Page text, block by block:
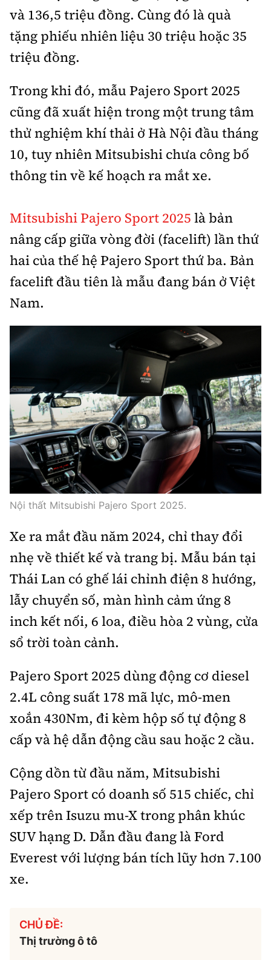
và 136,5 triệu đồng. Cùng đó là quà
tặng phiếu nhiên liệu 30 triệu hoặc 35
triệu đồng.
Trong khi đó, mẫu Pajero Sport 2025
cũng đã xuất hiện trong một trung tâm
thử nghiệm khí thải ở Hà Nội đầu tháng
10, tuy nhiên Mitsubishi chưa công bố
thông tin về kế hoạch ra mắt xe.
Mitsubishi Pajero Sport 2025 là bản
nâng cấp giữa vòng đời (facelift) lần thứ
hai của thế hệ Pajero Sport thứ ba. Bản
facelift đầu tiên là mẫu đang bán ở Việt
Nam.
Nội thất Mitsubishi Pajero Sport 2025.
Xe ra mắt đầu năm 2024, chỉ thay đổi
nhẹ về thiết kế và trang bị. Mẫu bán tại
Thái Lan có ghế lái chỉnh điện 8 hướng,
lẫy chuyển số, màn hình cảm ứng 8
inch kết nối, 6 loa, điều hòa 2 vùng, cửa
sổ trời toàn cảnh.
Pajero Sport 2025 dùng động cơ diesel
2.4L công suất 178 mã lực, mô-men
xoắn 430Nm, đi kèm hộp số tự động 8
cấp và hệ dẫn động cầu sau hoặc 2 cầu.
Cộng dồn từ đầu năm, Mitsubishi
Pajero Sport có doanh số 515 chiếc, chỉ
xếp trên Isuzu mu-X trong phân khúc
SUV hạng D. Dẫn đầu đang là Ford
Everest với lượng bán tích lũy hơn 7.100
xe.
CHỦ ĐỀ:
Thị trường ô tô